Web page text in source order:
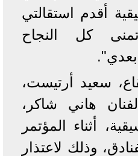
أقدم استقالتي
كل النجاح
بعدي".
سعيد أرتيست،
هاني شاكر،
أثناء المؤتمر
وذلك لاعتذار